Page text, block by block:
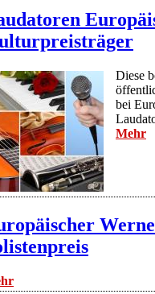
Diese
bei
Mehr